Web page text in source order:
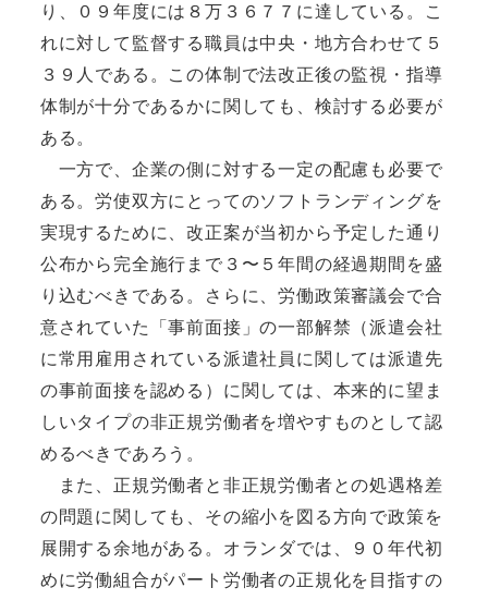
り、０９年度には８万３６７７に達している。こ
れに対して監督する職員は中央・地方合わせて５
３９人である。この体制で法改正後の監視・指導
体制が十分であるかに関しても、検討する必要が
ある。
一方で、企業の側に対する一定の配慮も必要で
ある。労使双方にとってのソフトランディングを
実現するために、改正案が当初から予定した通り
公布から完全施行まで３〜５年間の経過期間を盛
り込むべきである。さらに、労働政策審議会で合
意されていた「事前面接」の一部解禁（派遣会社
に常用雇用されている派遣社員に関しては派遣先
の事前面接を認める）に関しては、本来的に望ま
しいタイプの非正規労働者を増やすものとして認
めるべきであろう。
また、正規労働者と非正規労働者との処遇格差
の問題に関しても、その縮小を図る方向で政策を
展開する余地がある。オランダでは、９０年代初
めに労働組合がパート労働者の正規化を目指すの